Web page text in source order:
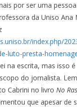
por ser uma
da Uniso Ana
index.php/
luto-presta-
na escrita, mas isso
do jornalista.
Cabrini no livro No
que apesar de